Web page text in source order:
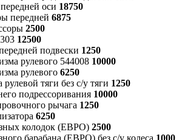
оси 18750
передней 6875
2500
12500
подвески 1250
рулевого 544008 10000
рулевого 6250
рулевой тяги без с/у тяги 1250
подрессоривания 10000
рычага 1250
6250
колодок (ЕВРО) 2500